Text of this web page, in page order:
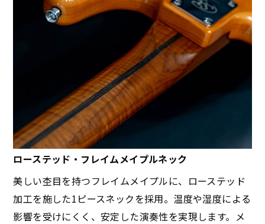
ローステッド・フレイムメイプルネック
美しい杢目を持つフレイムメイプルに、ローステッド
加工を施した1ピースネックを採用。温度や湿度による
影響を受けにくく、安定した演奏性を実現します。メ